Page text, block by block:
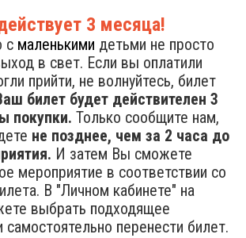
3 месяца!
с маленькими детьми не просто
в свет. Если вы оплатили
прийти, не волнуйтесь, билет
билет будет действителен 3
покупки. Только сообщите нам,
не позднее, чем за 2 часа до
И затем Вы сможете
мероприятие в соответствии со
В "Личном кабинете" на
выбрать подходящее
самостоятельно перенести билет.